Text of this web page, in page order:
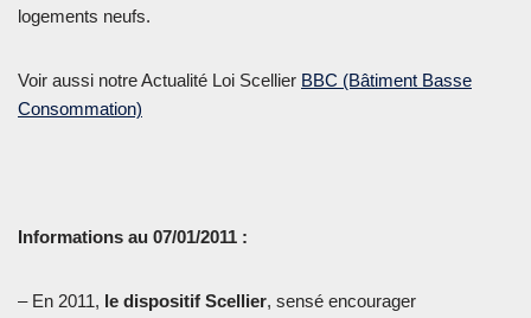
logements neufs.
Voir aussi notre Actualité Loi Scellier BBC (Bâtiment Basse
Consommation)
Informations au 07/01/2011 :
– En 2011, le dispositif Scellier, sensé encourager